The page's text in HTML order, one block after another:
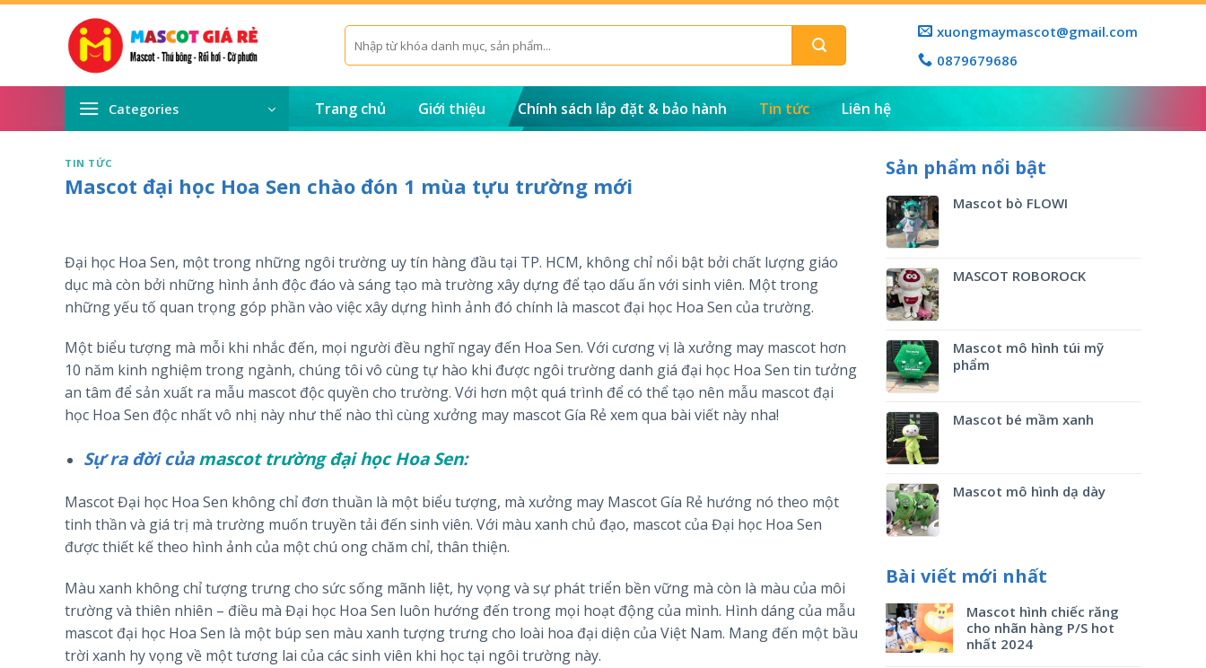
Skip
Tìm
kiếm:
xuongmaymascot@gmail.com
0879679686
Categories Trang chủ Giới thiệu Chính sách lắp đặt & bảo hành Tin tức Liên hệ
TIN TỨC
Mascot đại học Hoa Sen chào đón 1 mùa tựu trường mới
Đại học Hoa Sen, một trong những ngôi trường uy tín hàng đầu tại TP. HCM, không chỉ nổi bật bởi chất lượng giáo
dục mà còn bởi những hình ảnh độc đáo và sáng tạo mà trường xây dựng để tạo dấu ấn với sinh viên. Một trong
những yếu tố quan trọng góp phần vào việc xây dựng hình ảnh đó chính là mascot đại học Hoa Sen của trường.
Một biểu tượng mà mỗi khi nhắc đến, mọi người đều nghĩ ngay đến Hoa Sen. Với cương vị là xưởng may mascot hơn
10 năm kinh nghiệm trong ngành, chúng tôi vô cùng tự hào khi được ngôi trường danh giá đại học Hoa Sen tin tưởng
an tâm để sản xuất ra mẫu mascot độc quyền cho trường. Với hơn một quá trình để có thể tạo nên mẫu mascot đại
học Hoa Sen độc nhất vô nhị này như thế nào thì cùng xưởng may mascot Gía Rẻ xem qua bài viết này nha!
Sự ra đời củamascot trường đại học Hoa Sen:
Mascot Đại học Hoa Sen không chỉ đơn thuần là một biểu tượng, mà xưởng may Mascot Gía Rẻ hướng nó theo một
tinh thần và giá trị mà trường muốn truyền tải đến sinh viên. Với màu xanh chủ đạo, mascot của Đại học Hoa Sen
được thiết kế theo hình ảnh của một chú ong chăm chỉ, thân thiện.
Màu xanh không chỉ tượng trưng cho sức sống mãnh liệt, hy vọng và sự phát triển bền vững mà còn là màu của môi
trường và thiên nhiên – điều mà Đại học Hoa Sen luôn hướng đến trong mọi hoạt động của mình. Hình dáng của mẫu
mascot đại học Hoa Sen là một búp sen màu xanh tượng trưng cho loài hoa đại diện của Việt Nam. Mang đến một bầu
trời xanh hy vọng về một tương lai của các sinh viên khi học tại ngôi trường này.
Sản phẩm nổi bật
Mascot bò FLOWI
MASCOT ROBOROCK
Mascot mô hình túi mỹ
phẩm
Mascot bé mầm xanh
Mascot mô hình dạ dày
Bài viết mới nhất
Mascot hình chiếc răng
cho nhãn hàng P/S hot
nhất 2024